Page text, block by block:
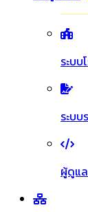
ระบบ
ระบบ
ผู้ดูแ